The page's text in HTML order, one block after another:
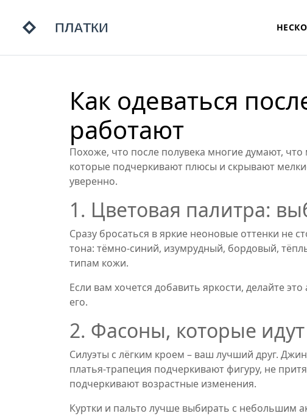
Как одеваться
работают
Похоже, что после полувека многие думают,
которые подчеркивают плюсы и скрывают
уверенно.
1. Цветовая палитра:
Сразу бросаться в яркие неоновые оттенки не
тона: тёмно‑синий, изумрудный, бордовый,
типам кожи.
Если вам хочется добавить яркости, делайте
его.
2. Фасоны, которые
Силуэты с лёгким кроем – ваш лучший друг.
платья‑трапеция подчеркивают фигуру, не
подчеркивают возрастные изменения.
Куртки и пальто лучше выбирать с небольшим